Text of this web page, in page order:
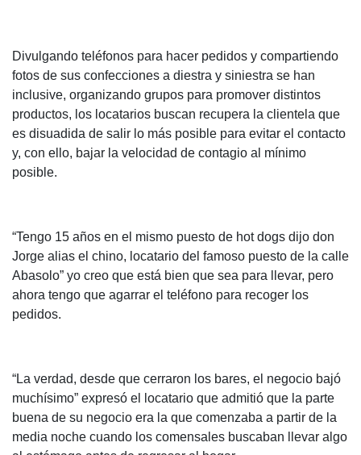
Divulgando teléfonos para hacer pedidos y compartiendo
fotos de sus confecciones a diestra y siniestra se han
inclusive, organizando grupos para promover distintos
productos, los locatarios buscan recupera la clientela que
es disuadida de salir lo más posible para evitar el contacto
y, con ello, bajar la velocidad de contagio al mínimo
posible.
“Tengo 15 años en el mismo puesto de hot dogs dijo don
Jorge alias el chino, locatario del famoso puesto de la calle
Abasolo” yo creo que está bien que sea para llevar, pero
ahora tengo que agarrar el teléfono para recoger los
pedidos.
“La verdad, desde que cerraron los bares, el negocio bajó
muchísimo” expresó el locatario que admitió que la parte
buena de su negocio era la que comenzaba a partir de la
media noche cuando los comensales buscaban llevar algo